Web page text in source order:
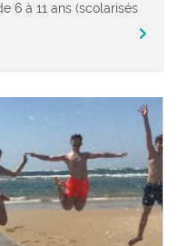
6 à 11 ans (scolarisés
chevron_right